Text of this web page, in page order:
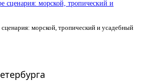
морской, тропический и
морской, тропический и усадебный